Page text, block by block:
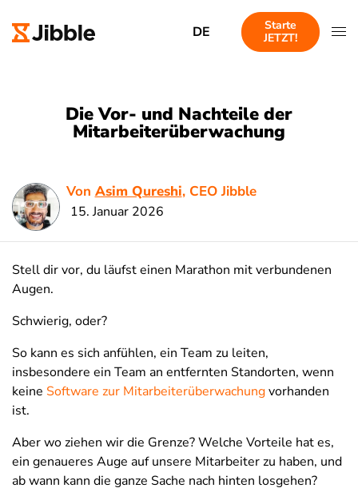
DE
Starte
JETZT!
Die Vor- und Nachteile der
Mitarbeiterüberwachung
Von Asim Qureshi, CEO Jibble
15. Januar 2026
Stell dir vor, du läufst einen Marathon mit verbundenen
Augen.
Schwierig, oder?
So kann es sich anfühlen, ein Team zu leiten,
insbesondere ein Team an entfernten Standorten, wenn
keine Software zur Mitarbeiterüberwachungvorhanden
ist.
Aber wo ziehen wir die Grenze? Welche Vorteile hat es,
ein genaueres Auge auf unsere Mitarbeiter zu haben, und
ab wann kann die ganze Sache nach hinten losgehen?